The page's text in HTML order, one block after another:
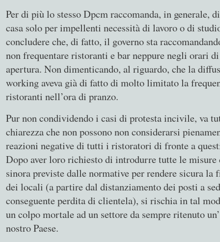
Per di più lo stesso Dpcm raccomanda, in generale,
casa solo per impellenti necessità di lavoro o di
concludere che, di fatto, il governo sta
non frequentare ristoranti e bar neppure negli orari
apertura. Non dimenticando, al riguardo, che la
working aveva già di fatto di molto limitato la
ristoranti nell’ora di pranzo.
Pur non condividendo i casi di protesta incivile, va
chiarezza che non possono non considerarsi
reazioni negative di tutti i ristoratori di fronte a
Dopo aver loro richiesto di introdurre tutte le misure
sinora previste dalle normative per rendere sicura la
dei locali (a partire dal distanziamento dei posti a
conseguente perdita di clientela), si rischia in tal
un colpo mortale ad un settore da sempre ritenuto
nostro Paese.